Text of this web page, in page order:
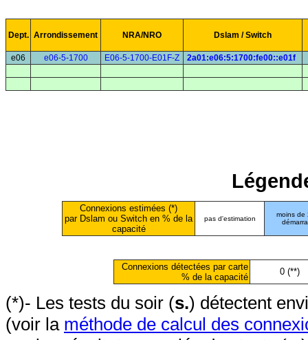
Dept. Arrondissement NRA/NRO Dslam / Switch
e06 e06-5-1700 E06-5-1700-E01F-Z 2a01:e06:5:1700:fe00::e01f
Connexions estimées (*)
par Dslam ou Switch en % de la
capacité
pas d'estimation
moins de
Connexions détectées par carte
% de la capacité
0 (**)
(*)- Les tests du soir (s.) détectent
(voir la méthode de calcul des